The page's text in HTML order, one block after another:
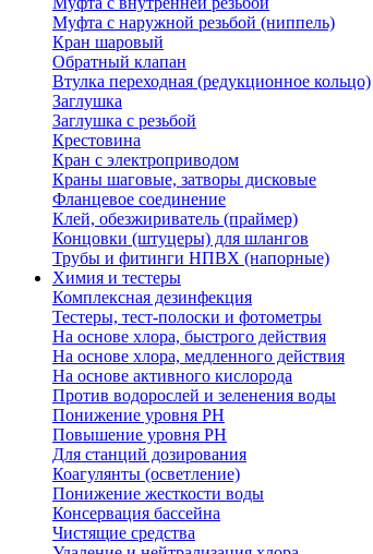
Муфта с наружной резьбой (ниппель)
Кран шаровый
Обратный клапан
Втулка переходная (редукционное кольцо)
Заглушка
Заглушка с резьбой
Крестовина
Кран с электроприводом
Краны шаговые, затворы дисковые
Фланцевое соединение
Клей, обезжириватель (праймер)
Концовки (штуцеры) для шлангов
Трубы и фитинги НПВХ (напорные)
Химия и тестеры
Комплексная дезинфекция
Тестеры, тест-полоски и фотометры
На основе хлора, быстрого действия
На основе хлора, медленного действия
На основе активного кислорода
Против водорослей и зеленения воды
Понижение уровня РН
Повышение уровня РН
Для станций дозирования
Коагулянты (осветление)
Понижение жесткости воды
Консервация бассейна
Чистящие средства